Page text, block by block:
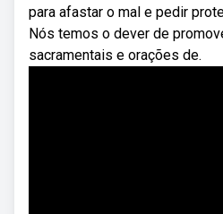
para afastar o mal e pedir
Nós temos o dever de
sacramentais e orações de.